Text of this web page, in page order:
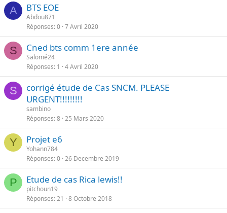
A BTS EOE
Abdou871
Réponses 0 7 Avril 2020
S Cned bts comm 1ere année
Salomé24
Réponses 1 4 Avril 2020
S
corrigé étude de Cas SNCM. PLEASE
URGENT!!!!!!!!!
sambino
Réponses 8 25 Mars 2020
Y Projet e6
Yohann784
Réponses 0 26 Decembre 2019
P Etude de cas Rica lewis!!
pitchoun19
Réponses 21 8 Octobre 2018